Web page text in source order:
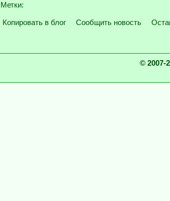
Метки:
Копировать в блог Сообщить новость
© 2007-